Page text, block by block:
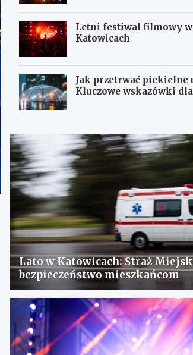
Letni festiwal filmowy
Katowicach
Jak przetrwać piekielne
Kluczowe wskazówki
Lato w Katowicach: Straż
bezpieczeństwo mieszkańcom